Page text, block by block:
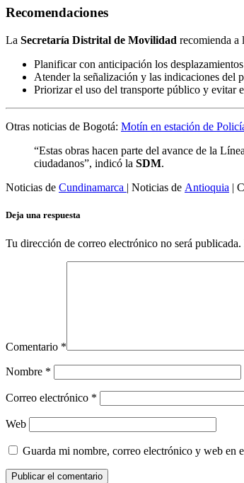
Recomendaciones
La Secretaría Distrital de Movilidad recomienda a
Planificar con anticipación los
Atender la señalización y las indicaciones del
Priorizar el uso del transporte público y evitar
Otras noticias de Bogotá: Motín en estación de
“Estas obras hacen parte del avance de la
ciudadanos”, indicó la SDM.
Noticias de Cundinamarca | Noticias de Antioquia |
Deja una respuesta
Tu dirección de correo electrónico no será publicada.
Comentario *
Nombre *
Correo electrónico *
Web
Guarda mi nombre, correo electrónico y web en